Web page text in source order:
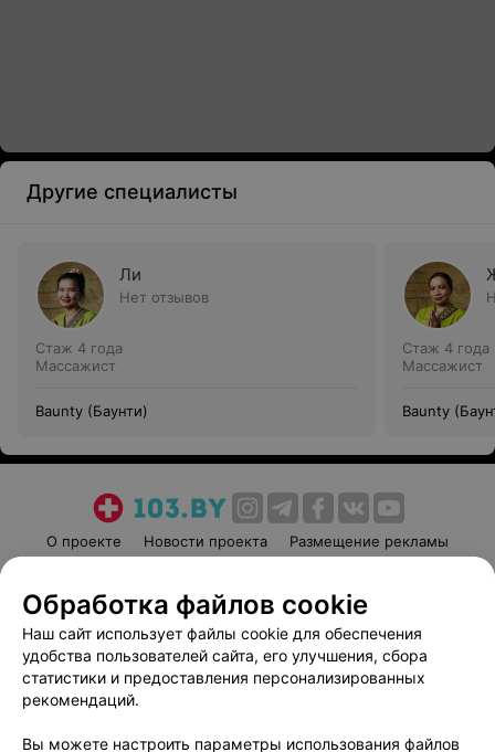
Другие специалисты
Ли
Нет отзывов
Стаж 4 года
Массажист
Baunty (Баунти)
Стаж 4 года
Массажист
Baunty
О проекте Новости проекта
Размещение рекламы
Пользовательское соглашение
Способы оплаты
Вакансии
Партнеры
Написать руководителю 103.by
Обработка файлов cookie
Наш сайт использует файлы cookie для обеспечения
удобства пользователей сайта, его улучшения, сбора
статистики и предоставления персонализированных
рекомендаций.
Вы можете настроить параметры использования файлов